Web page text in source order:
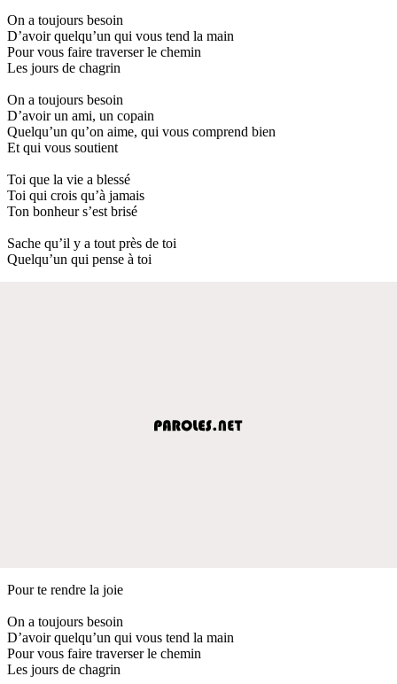
On a toujours besoin
D’avoir quelqu’un qui vous tend la main
Pour vous faire traverser le chemin
Les jours de chagrin
On a toujours besoin
D’avoir un ami, un copain
Quelqu’un qu’on aime, qui vous comprend bien
Et qui vous soutient
Toi que la vie a blessé
Toi qui crois qu’à jamais
Ton bonheur s’est brisé
Sache qu’il y a tout près de toi
Quelqu’un qui pense à toi
Pour te rendre la joie
On a toujours besoin
D’avoir quelqu’un qui vous tend la main
Pour vous faire traverser le chemin
Les jours de chagrin